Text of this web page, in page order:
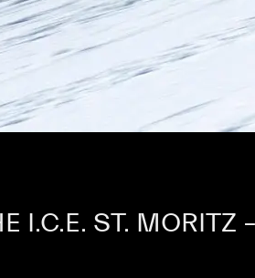
I.C.E. ST.